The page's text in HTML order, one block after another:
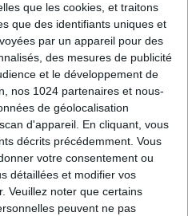
que les cookies, et traitons
que des identifiants uniques et
par un appareil pour des
des mesures de publicité
et le développement de
nos 1024 partenaires et nous-
de géolocalisation
d'appareil. En cliquant, vous
décrits précédemment. Vous
votre consentement ou
détaillées et modifier vos
Veuillez noter que certains
peuvent ne pas
élargit son offre
médecins en cumul
ainsi qu’aux médecins
de vaccination.
s’inscrire via
actifs sous le statut PAM
à compter du 1er
via leur messagerie en